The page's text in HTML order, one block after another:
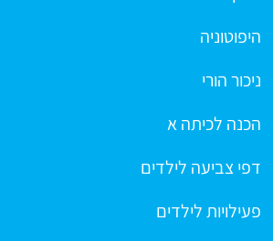
היפוטוניה
ניכור הורי
הכנה לכיתה א
דפי צביעה לילדים
פעילויות לילדים